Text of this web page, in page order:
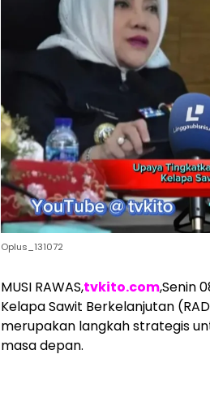
Oplus_131072
MUSI RAWAS,tvkito.com,Senin
Kelapa Sawit Berkelanjutan
merupakan langkah strategis
masa depan.